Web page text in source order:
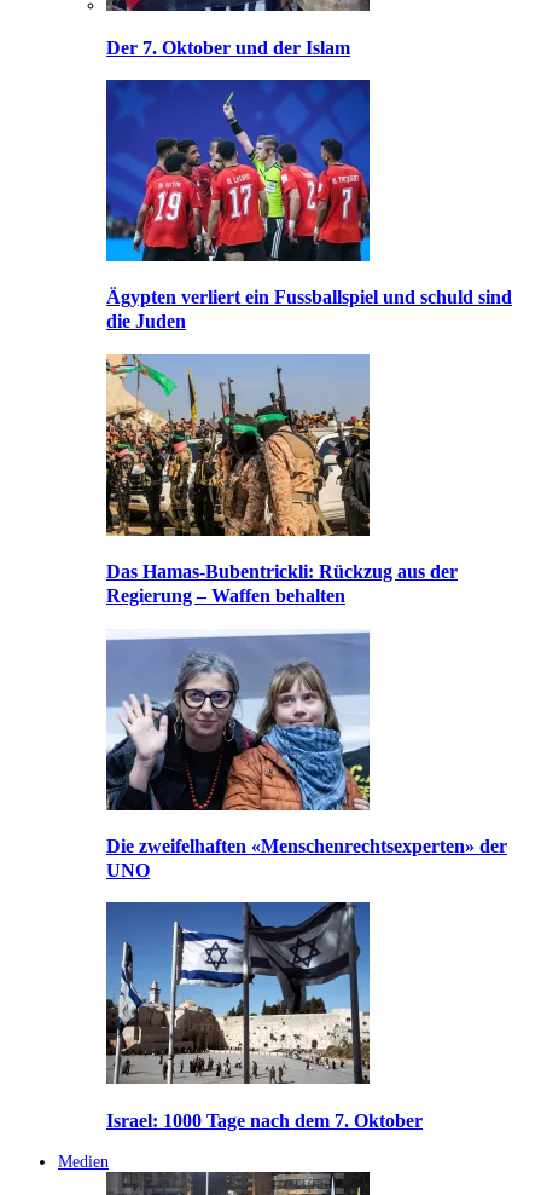
Der 7. Oktober und der Islam
Ägypten verliert ein Fussballspiel und schuld sind
die Juden
Das Hamas-Bubentrickli: Rückzug aus der
Regierung – Waffen behalten
Die zweifelhaften «Menschenrechtsexperten» der
UNO
Israel: 1000 Tage nach dem 7. Oktober
Medien